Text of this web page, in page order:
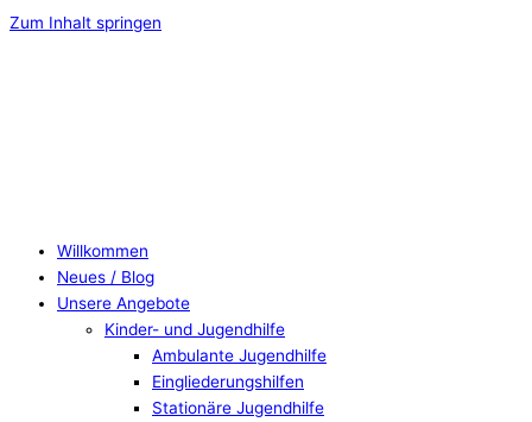
Zum Inhalt springen
Willkommen
Neues / Blog
Unsere Angebote
Kinder- und Jugendhilfe
Ambulante Jugendhilfe
Eingliederungshilfen
Stationäre Jugendhilfe